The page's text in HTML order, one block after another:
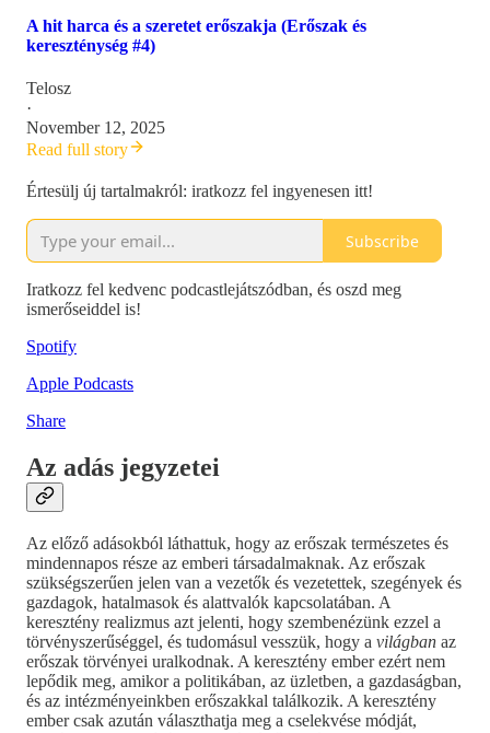
A hit harca és a szeretet erőszakja (Erőszak és
kereszténység #4)
Telosz
·
November 12, 2025
Read full story
Értesülj új tartalmakról: iratkozz fel ingyenesen itt!
Subscribe
Iratkozz fel kedvenc podcastlejátszódban, és oszd meg
ismerőseiddel is!
Spotify
Apple Podcasts
Share
Az adás jegyzetei
Az előző adásokból láthattuk, hogy az erőszak természetes és
mindennapos része az emberi társadalmaknak. Az erőszak
szükségszerűen jelen van a vezetők és vezetettek, szegények és
gazdagok, hatalmasok és alattvalók kapcsolatában. A
keresztény realizmus azt jelenti, hogy szembenézünk ezzel a
törvényszerűséggel, és tudomásul vesszük, hogy a világban az
erőszak törvényei uralkodnak. A keresztény ember ezért nem
lepődik meg, amikor a politikában, az üzletben, a gazdaságban,
és az intézményeinkben erőszakkal találkozik. A keresztény
ember csak azután választhatja meg a cselekvése módját,